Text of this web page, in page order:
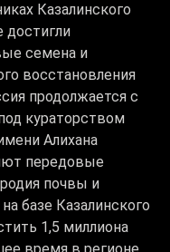
Казалинского
достигли
семена и
восстановления
продолжается с
кураторством
Алихана
передовые
почвы и
базе Казалинского
1,5 миллиона